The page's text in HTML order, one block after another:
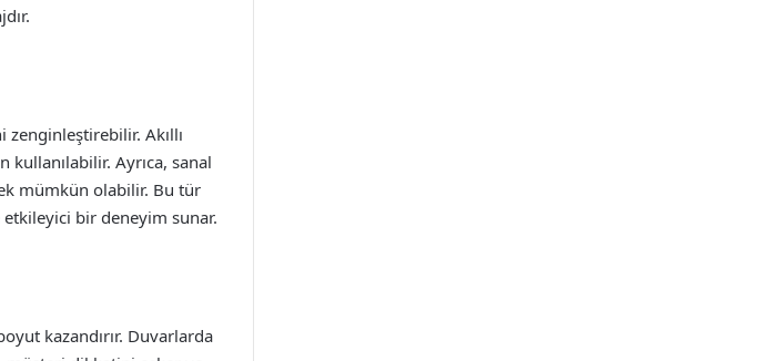
Akıllı
Ayrıca, sanal
mümkün olabilir. Bu tür
bir deneyim sunar.
kazandırır. Duvarlarda